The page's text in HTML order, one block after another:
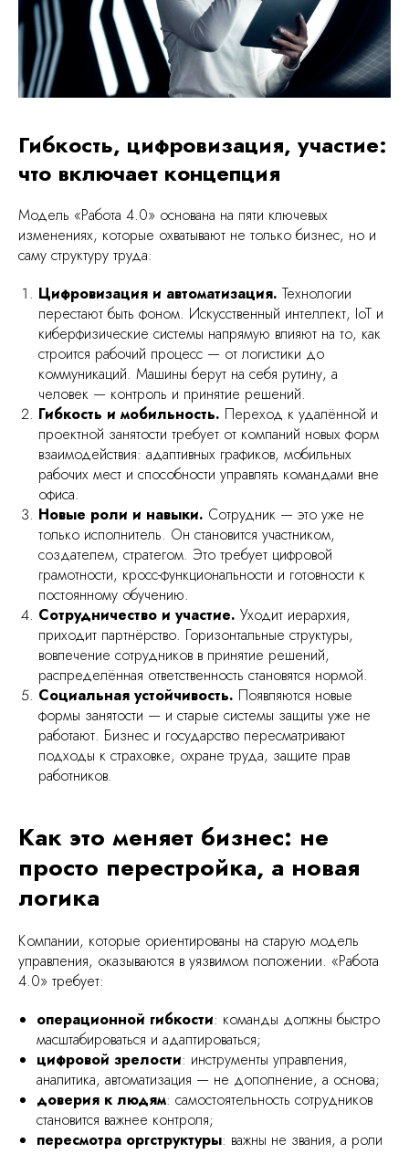
Гибкость, цифровизация, участие:
что включает концепция
Модель «Работа 4.0» основана на пяти ключевых
изменениях, которые охватывают не только бизнес, но и
саму структуру труда:
Цифровизация и автоматизация. Технологии
перестают быть фоном. Искусственный интеллект, IoT и
киберфизические системы напрямую влияют на то, как
строится рабочий процесс — от логистики до
коммуникаций. Машины берут на себя рутину, а
человек — контроль и принятие решений.
Гибкость и мобильность. Переход к удалённой и
проектной занятости требует от компаний новых форм
взаимодействия: адаптивных графиков, мобильных
рабочих мест и способности управлять командами вне
офиса.
Новые роли и навыки. Сотрудник — это уже не
только исполнитель. Он становится участником,
создателем, стратегом. Это требует цифровой
грамотности, кросс-функциональности и готовности к
постоянному обучению.
Сотрудничество и участие. Уходит иерархия,
приходит партнёрство. Горизонтальные структуры,
вовлечение сотрудников в принятие решений,
распределённая ответственность становятся нормой.
Социальная устойчивость. Появляются новые
формы занятости — и старые системы защиты уже не
работают. Бизнес и государство пересматривают
подходы к страховке, охране труда, защите прав
работников.
Как это меняет бизнес: не
просто перестройка, а новая
логика
Компании, которые ориентированы на старую модель
управления, оказываются в уязвимом положении. «Работа
4.0» требует:
операционной гибкости: команды должны быстро
масштабироваться и адаптироваться;
цифровой зрелости: инструменты управления,
аналитика, автоматизация — не дополнение, а основа;
доверия к людям: самостоятельность сотрудников
становится важнее контроля;
пересмотра оргструктуры: важны не звания, а роли